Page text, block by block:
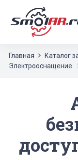
Главная Каталог
Электрооснащение